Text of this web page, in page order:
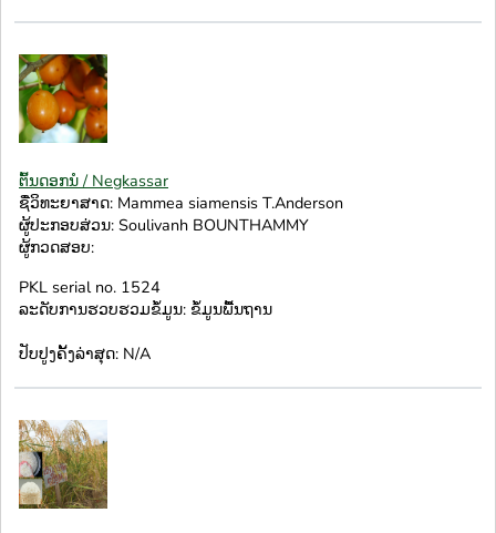
ຕົ້ນດອກນໍ / Negkassar
ຊື່ວິທະຍາສາດ: Mammea siamensis T.Anderson
ຜູ້ປະກອບສ່ວນ: Soulivanh BOUNTHAMMY
ຜູ້ກວດສອບ:
PKL serial no. 1524
ລະດັບການຮວບຮວມຂໍ້ມູນ: ຂໍ້ມູນພື້ນຖານ
ປັບປູງຄັ້ງລ່າສຸດ: N/A